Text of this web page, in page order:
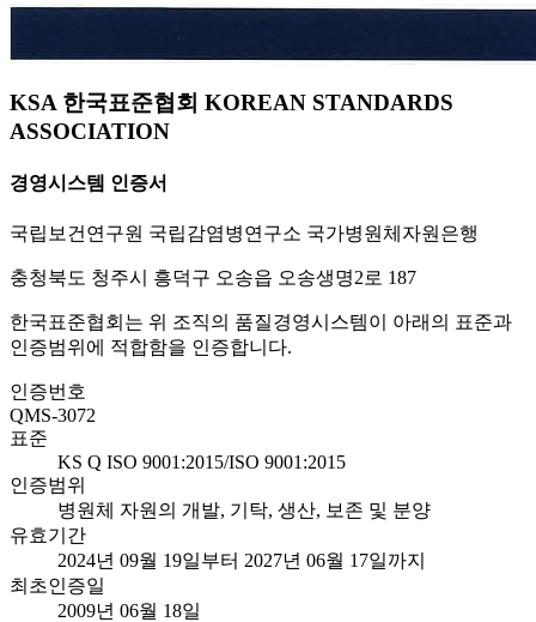
KSA 한국표준협회 KOREAN STANDARDS
ASSOCIATION
경영시스템 인증서
국립보건연구원 국립감염병연구소 국가병원체자원은행
충청북도 청주시 흥덕구 오송읍 오송생명2로 187
한국표준협회는 위 조직의 품질경영시스템이 아래의 표준과
인증범위에 적합함을 인증합니다.
인증번호
QMS-3072
표준
KS Q ISO 9001:2015/ISO 9001:2015
인증범위
병원체 자원의 개발, 기탁, 생산, 보존 및 분양
유효기간
2024년 09월 19일부터 2027년 06월 17일까지
최초인증일
2009년 06월 18일